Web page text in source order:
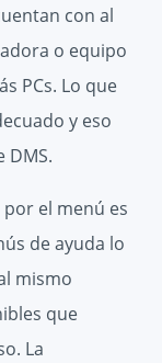
con al
o equipo
PCs. Lo que
y eso
DMS.
por el menú es
de ayuda lo
mismo
que
La